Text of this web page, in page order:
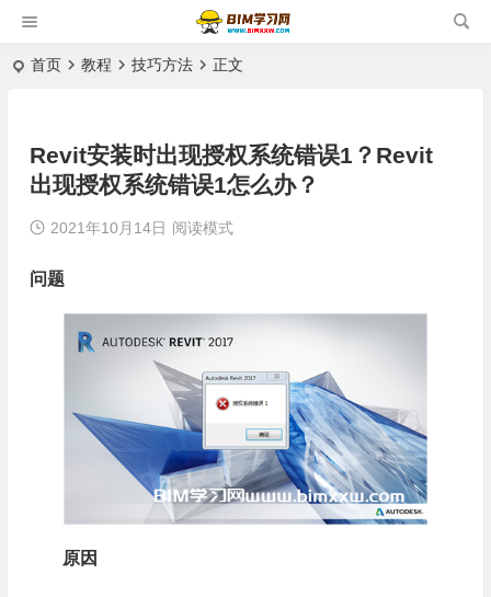
首页 教程 技巧方法 正文
Revit安装时出现授权系统错误1？Revit
出现授权系统错误1怎么办？
2021年10月14日 阅读模式
问题
原因